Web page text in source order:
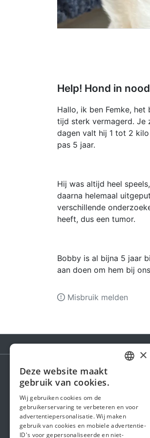
Help! Hond in
Hallo, ik ben Femke,
tijd sterk vermagerd. Je
dagen valt hij 1 tot 2
pas 5 jaar.
Hij was altijd heel
daarna helemaal
verschillende
heeft, dus een tumor.
Bobby is al bijna 5 jaar
aan doen om hem bij
Misbruik melden
Steunactie
Over ons
In de media
Veiligheid &
ENGLISH
×
Deze website maakt
gebruik van cookies.
Wij gebruiken cookies om de
gebruikerservaring te verbeteren en voor
advertentiepersonalisatie. Wij maken
gebruik van cookies en mobiele advertentie-
ID's voor gepersonaliseerde en niet-